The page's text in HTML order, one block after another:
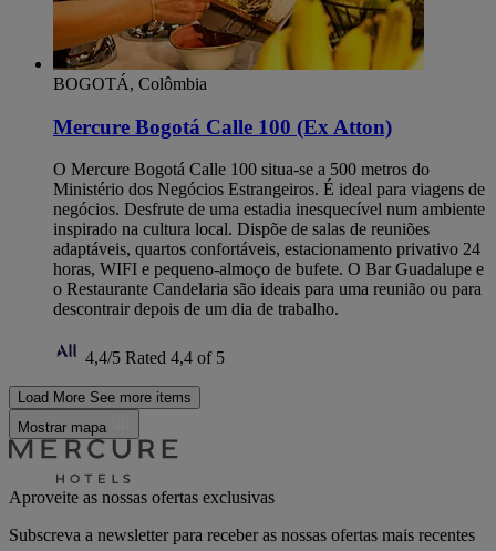
BOGOTÁ, Colômbia
Mercure Bogotá Calle 100 (Ex Atton)
O Mercure Bogotá Calle 100 situa-se a 500 metros do
Ministério dos Negócios Estrangeiros. É ideal para viagens de
negócios. Desfrute de uma estadia inesquecível num ambiente
inspirado na cultura local. Dispõe de salas de reuniões
adaptáveis, quartos confortáveis, estacionamento privativo 24
horas, WIFI e pequeno-almoço de bufete. O Bar Guadalupe e
o Restaurante Candelaria são ideais para uma reunião ou para
descontrair depois de um dia de trabalho.
4,4/5 Rated 4,4 of 5
Load More See more items
Mostrar mapa
Aproveite as nossas ofertas exclusivas
Subscreva a newsletter para receber as nossas ofertas mais recentes